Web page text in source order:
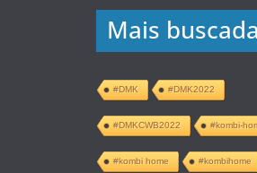
Mais
#DMK #DMK2022
#DMKCWB2022 #kombi-
#kombi home #kombihome